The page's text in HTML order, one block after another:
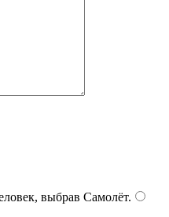
выбрав Самолёт.